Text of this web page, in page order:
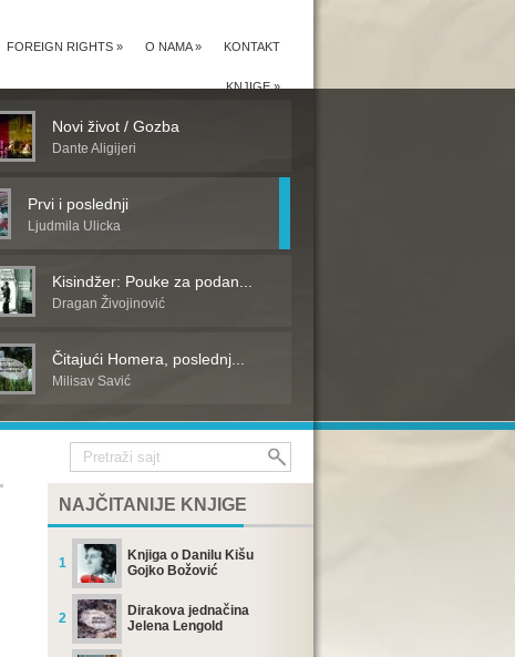
KONTAKT
O NAMA»
FOREIGN RIGHTS »
KNJIGE»
Novi život / Gozba
Dante Aligijeri
Prvi i poslednji
Ljudmila Ulicka
Kisindžer: Pouke za podan...
Dragan Živojinović
Čitajući Homera, poslednj...
Milisav Savić
NAJČITANIJE KNJIGE
1
Knjiga o Danilu Kišu
Gojko Božović
2
Dirakova jednačina
Jelena Lengold